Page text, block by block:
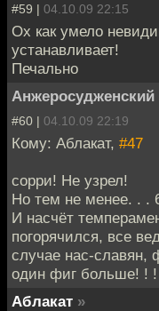
#59 | 04.10.09 22:15
Ох как умело
устанавливает!
Печально
Анжеросудженский
#60 | 04.10.09 22:19
Кому: Аблакат, #47
сорри! Не узрел!
Но тем не менее. . .
И насчёт
погорячился, все
случае нас-славян,
один фиг больше! ! !
Аблакат »